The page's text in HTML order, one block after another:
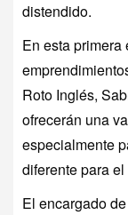
distendido.
En esta
Roto Inglés,
ofrecerán una
especialmente
diferente para
El encargado